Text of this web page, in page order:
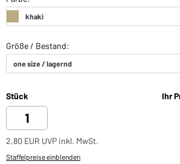
Stück Ihr
2,80 EUR UVP inkl. MwSt.
Staffelpreise einblenden